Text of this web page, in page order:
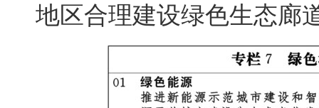
地区合理建设绿色生态廊